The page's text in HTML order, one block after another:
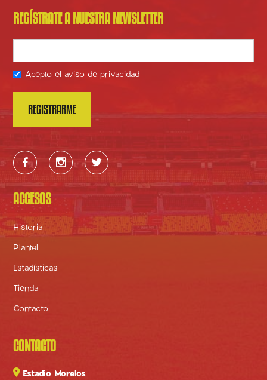
REGÍSTRATE A NUESTRA NEWSLETTER
Acepto el aviso de privacidad
  
ACCESOS
Historia
Plantel
Estadísticas
Tienda
Contacto
CONTACTO
 Estadio Morelos